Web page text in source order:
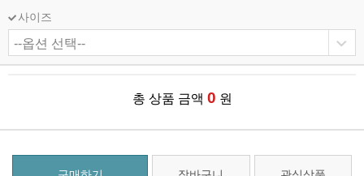
사이즈
총 상품 금액 0 원